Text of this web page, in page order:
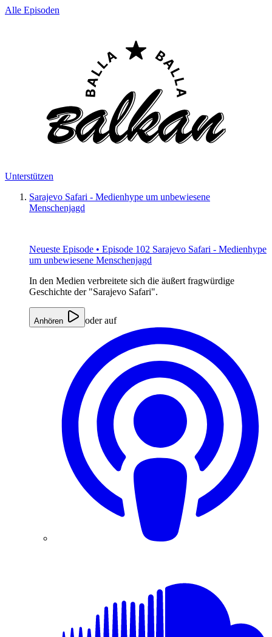
Alle Episoden
Unterstützen
Sarajevo Safari - Medienhype um unbewiesene
Menschenjagd
Neueste Episode • Episode 102 Sarajevo Safari - Medienhype
um unbewiesene Menschenjagd
In den Medien verbreitete sich die äußert fragwürdige
Geschichte der "Sarajevo Safari".
Anhören oder auf